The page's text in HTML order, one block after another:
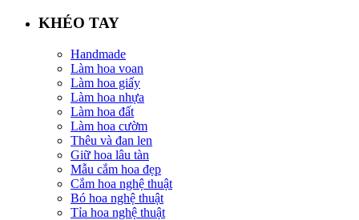
KHÉO TAY
Handmade
Làm hoa voan
Làm hoa giấy
Làm hoa nhựa
Làm hoa đất
Làm hoa cườm
Thêu và đan len
Giữ hoa lâu tàn
Mẫu cắm hoa đẹp
Cắm hoa nghệ thuật
Bó hoa nghệ thuật
Tỉa hoa nghệ thuật